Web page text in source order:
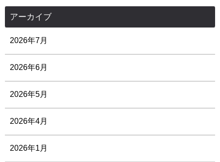
アーカイブ
2026年7月
2026年6月
2026年5月
2026年4月
2026年1月